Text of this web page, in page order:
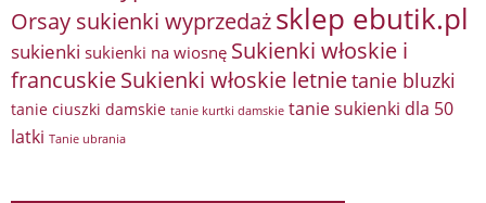
Orsay sukienki wyprzedażsklep ebutik.pl
sukienki sukienki na wiosnę Sukienki włoskie i
francuskieSukienki włoskie letnietanie bluzki
tanie ciuszki damskie tanie kurtki damskie tanie sukienki dla 50
latki Tanie ubrania